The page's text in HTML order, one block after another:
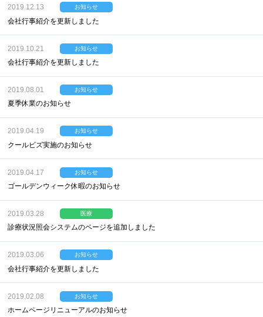
2019.12.13 お知らせ
会社行事紹介を更新しました
2019.10.21 お知らせ
会社行事紹介を更新しました
2019.08.01 お知らせ
夏季休業のお知らせ
2019.04.19 お知らせ
クールビズ実施のお知らせ
2019.04.17 お知らせ
ゴールデンウィーク休暇のお知らせ
2019.03.28 医療
診療状況照会システムのページを追加しました
2019.03.06 お知らせ
会社行事紹介を更新しました
2019.02.08 お知らせ
ホームページリニューアルのお知らせ